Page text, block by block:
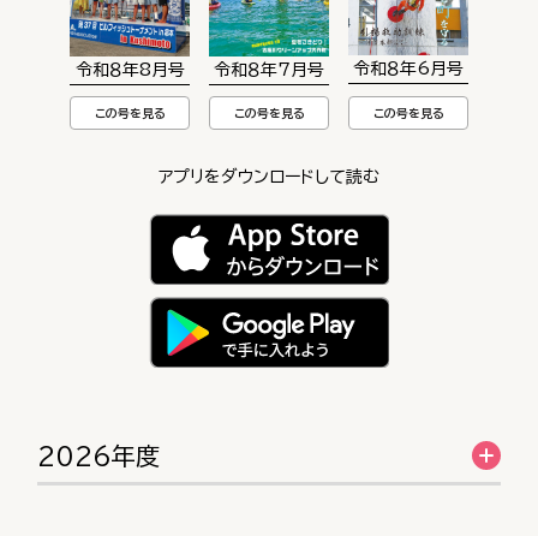
令和８年8月号
この号を見る
令和８年7月号
この号を見る
令和８年6月号
この号を見る
アプリをダウンロードして読む
2026年度